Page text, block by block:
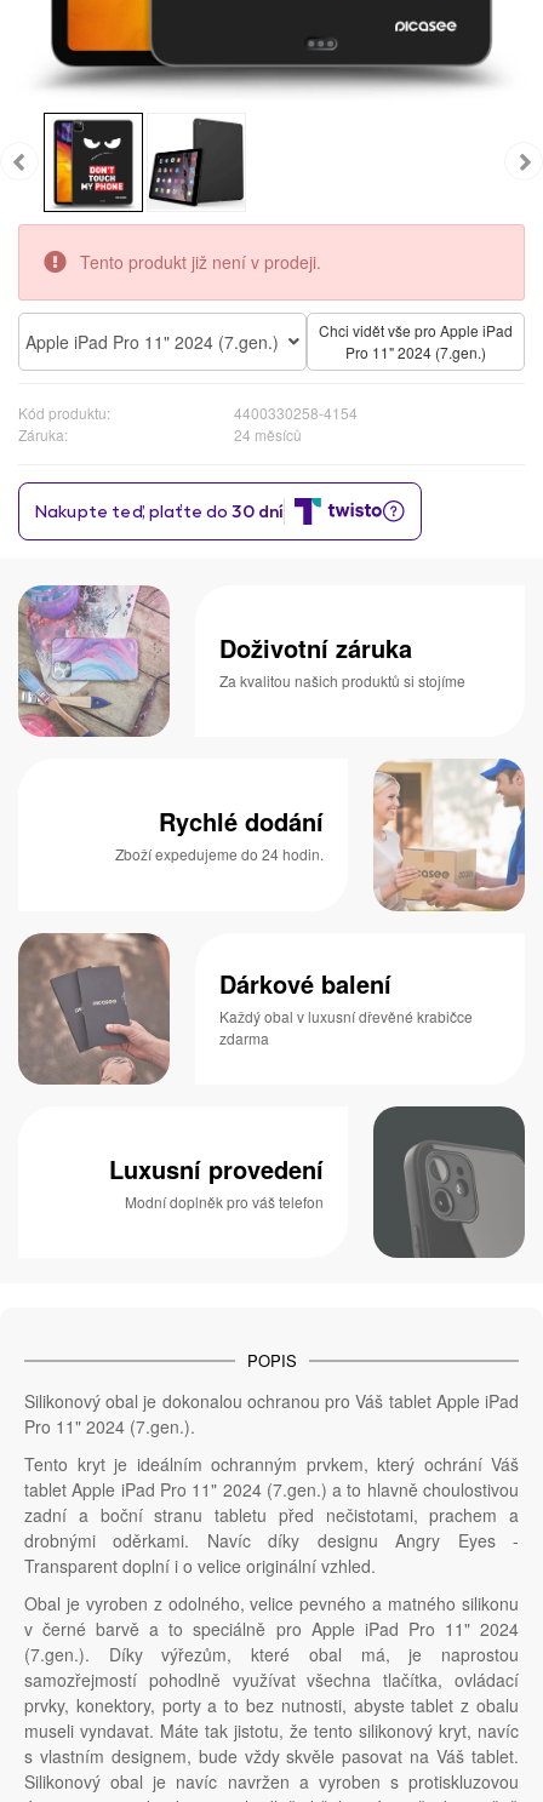
Tento produkt již není v prodeji.
Apple iPad Pro 11" 2024 (7.gen.)
Chci vidět vše pro Apple iPad
Pro 11" 2024 (7.gen.)
Kód produktu:
4400330258-4154
Záruka:
24 měsíců
Doživotní záruka
Za kvalitou našich produktů si stojíme
Rychlé dodání
Zboží expedujeme do 24 hodin.
Dárkové balení
Každý obal v luxusní dřevěné krabičce
zdarma
Luxusní provedení
Modní doplněk pro váš telefon
POPIS
Silikonový obal je dokonalou ochranou pro Váš tablet Apple iPad
Pro 11" 2024 (7.gen.).
Tento kryt je ideálním ochranným prvkem, který ochrání Váš
tablet Apple iPad Pro 11" 2024 (7.gen.) a to hlavně choulostivou
zadní a boční stranu tabletu před nečistotami, prachem a
drobnými oděrkami. Navíc díky designu Angry Eyes -
Transparent doplní i o velice originální vzhled.
Obal je vyroben z odolného, velice pevného a matného silikonu
v černé barvě a to speciálně pro Apple iPad Pro 11" 2024
(7.gen.). Díky výřezům, které obal má, je naprostou
samozřejmostí pohodlně využívat všechna tlačítka, ovládací
prvky, konektory, porty a to bez nutnosti, abyste tablet z obalu
museli vyndavat. Máte tak jistotu, že tento silikonový kryt, navíc
s vlastním designem, bude vždy skvěle pasovat na Váš tablet.
Silikonový obal je navíc navržen a vyroben s protiskluzovou